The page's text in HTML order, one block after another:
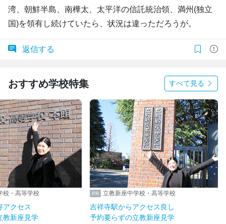
湾、朝鮮半島、南樺太、太平洋の信託統治領、満州(独立
国)を領有し続けていたら、状況は違っただろうが。
返信する
おすすめ学校特集 すべて見る
校・高等学校
アクセス
教新座見学
立教新座中学校・高等学校
吉祥寺駅からアクセス良し
予約要らずの立教新座見学